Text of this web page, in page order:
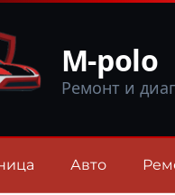
M-polo
Ремонт и
Авто